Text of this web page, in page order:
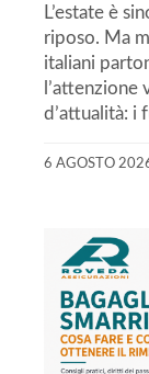
L’estate è
riposo. Ma
italiani
l’attenzione
d’attualità: i
6 AGOSTO